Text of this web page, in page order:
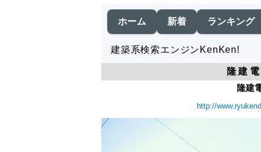
ホーム 新着 ランキング
建築系検索エンジンKenKen!
隆建
隆建
http://